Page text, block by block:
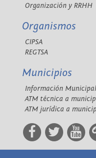
Organización y RRHH
Organismos
CIPSA
REGTSA
Municipios
Información Municipal
ATM técnica a
ATM jurídica a